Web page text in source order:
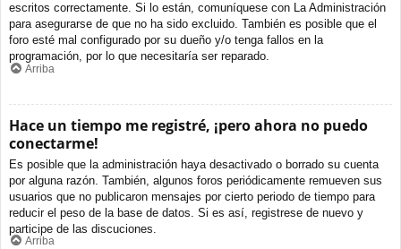
escritos correctamente. Si lo están, comuníquese con La Administración
para asegurarse de que no ha sido excluido. También es posible que el
foro esté mal configurado por su dueño y/o tenga fallos en la
programación, por lo que necesitaría ser reparado.
Arriba
Hace un tiempo me registré, ¡pero ahora no puedo
conectarme!
Es posible que la administración haya desactivado o borrado su cuenta
por alguna razón. También, algunos foros periódicamente remueven sus
usuarios que no publicaron mensajes por cierto periodo de tiempo para
reducir el peso de la base de datos. Si es así, registrese de nuevo y
participe de las discuciones.
Arriba